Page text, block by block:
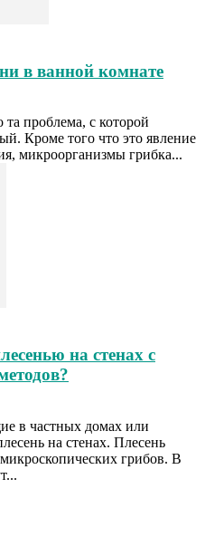
в ванной комнате
проблема, с которой
Кроме того что это явление
микроорганизмы грибка...
на стенах с
в частных домах или
на стенах. Плесень
грибов. В